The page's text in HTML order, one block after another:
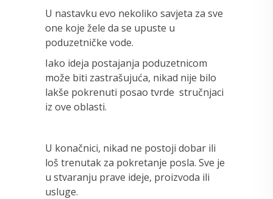
U nastavku evo nekoliko savjeta za sve
one koje žele da se upuste u
poduzetničke vode.
Iako ideja postajanja poduzetnicom
može biti zastrašujuća, nikad nije bilo
lakše pokrenuti posao tvrde stručnjaci
iz ove oblasti.
U konačnici, nikad ne postoji dobar ili
loš trenutak za pokretanje posla. Sve je
u stvaranju prave ideje, proizvoda ili
usluge.